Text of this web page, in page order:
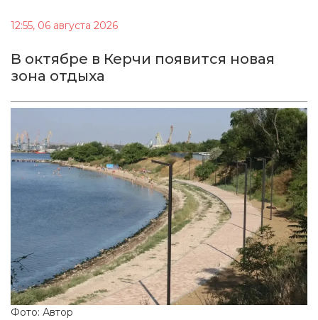
12:55, 06 августа 2026
В октябре в Керчи появится новая
зона отдыха
Фото: Автор